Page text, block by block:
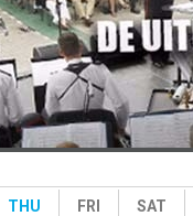
THU FRI SAT